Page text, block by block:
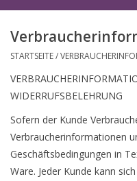
Süßwein & Sekt
Präsente
Feinkost
SALE
STARTSEITE/
WIDERRUFSBELEHRUNG
Sofern der Kunde
Verbraucherinformationen
Geschäftsbedingungen in
Ware. Jeder Kunde kann